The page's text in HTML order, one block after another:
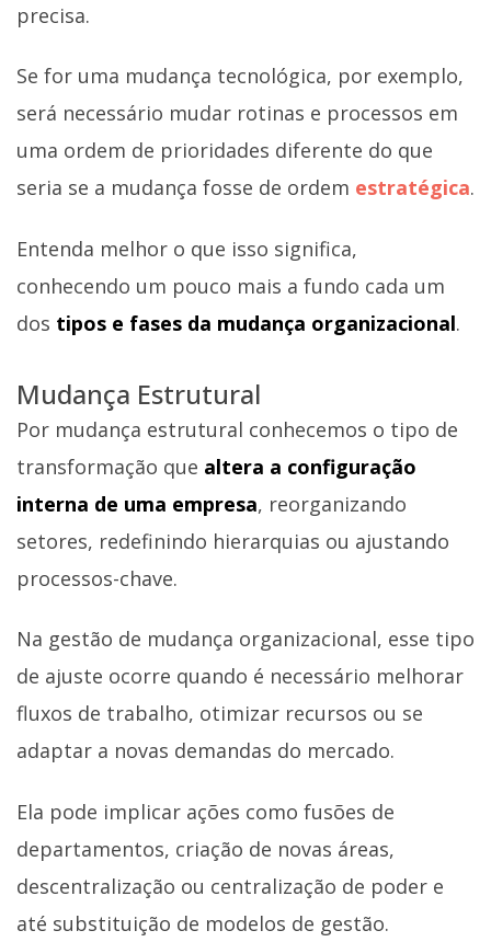
precisa.
Se for uma mudança tecnológica, por exemplo,
será necessário mudar rotinas e processos em
uma ordem de prioridades diferente do que
seria se a mudança fosse de ordem estratégica.
Entenda melhor o que isso significa,
conhecendo um pouco mais a fundo cada um
dos tipos e fases da mudança organizacional.
Mudança Estrutural
Por mudança estrutural conhecemos o tipo de
transformação que altera a configuração
interna de uma empresa, reorganizando
setores, redefinindo hierarquias ou ajustando
processos-chave.
Na gestão de mudança organizacional, esse tipo
de ajuste ocorre quando é necessário melhorar
fluxos de trabalho, otimizar recursos ou se
adaptar a novas demandas do mercado.
Ela pode implicar ações como fusões de
departamentos, criação de novas áreas,
descentralização ou centralização de poder e
até substituição de modelos de gestão.